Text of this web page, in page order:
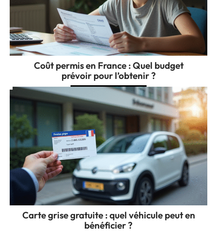
Coût permis en France : Quel budget
prévoir pour l’obtenir ?
Carte grise gratuite : quel véhicule peut en
bénéficier ?